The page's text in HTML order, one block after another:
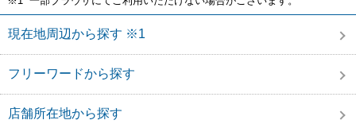
現在地周辺から探す ※1
フリーワードから探す
店舗所在地から探す